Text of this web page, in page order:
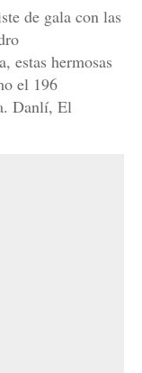
de gala con las
estas hermosas
el 196
Danlí, El